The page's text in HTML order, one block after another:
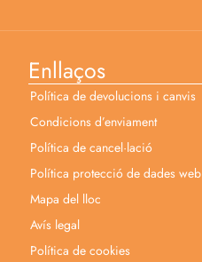
Enllaços
Política de devolucions i canvis
Condicions d’enviament
Política de cancel·lació
Política protecció de dades web
Mapa del lloc
Avís legal
Política de cookies